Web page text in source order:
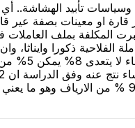
تأبيد الهشاشة.. أي
او معينات بصفة عير
التونسية بشكل عام. واعتبرت المكلفة
الفلاحية ذكورا وايناثا،
تشمل فقط الرجال.
الاجتماعية، وان 10% من النساء العاملات في الفلاحة في الحقول